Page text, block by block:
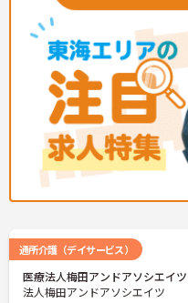
通所介護（デイサービス）
医療法人梅田アンドアソシエイ
法人梅田アンドアソシエイツ